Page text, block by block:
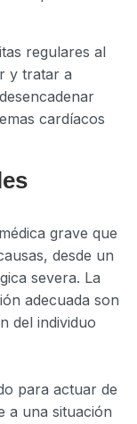
regulares al
y tratar a
cardíacos
grave que
desde un
severa. La
adecuada son
del individuo
para actuar de
a una situación